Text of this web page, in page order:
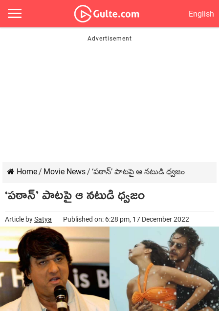
English
Home/ Movie News/ ‘పఠాన్’ పాటపై ఆ నటుడి ధ్వజం
‘పఠాన్’ పాటపై ఆ నటుడి ధ్వజం
Article bySatya Published on: 6:28 pm, 17 December 2022